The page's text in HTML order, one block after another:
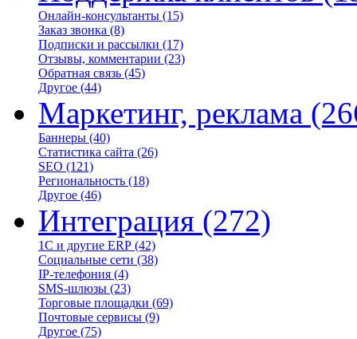
Онлайн-консультанты (15)
Заказ звонка (8)
Подписки и рассылки (17)
Отзывы, комментарии (23)
Обратная связь (45)
Другое (44)
Маркетинг, реклама
Баннеры (40)
Статистика сайта (26)
SEO (121)
Региональность (18)
Другое (46)
Интеграция (272)
1С и другие ERP (42)
Социальные сети (38)
IP-телефония (4)
SMS-шлюзы (23)
Торговые площадки (69)
Почтовые сервисы (9)
Другое (75)